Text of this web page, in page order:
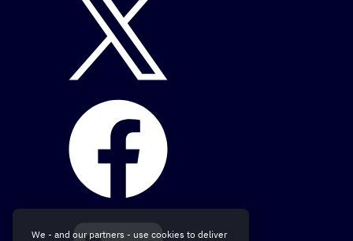
We - and our partners - use cookies to deliver